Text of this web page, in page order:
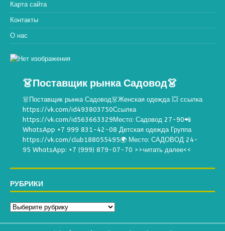
Карта сайта
Контакты
О нас
👗Поставщик рынка Садовод👗
👗Поставщик рынка Садовод👗Женская одежда 💥 ссылка
https://vk.com/id493803750Ссылка
https://vk.com/id563663329Место: Садовод 27-90📲
WhatsApp +7 999 831-42-08 Детская одежда Группа
https://vk.com/club188055495🌍 Место: САДОВОД 24-
95 WhatsApp: +7 (999) 879-07-70 >>читать далее<<
РУБРИКИ